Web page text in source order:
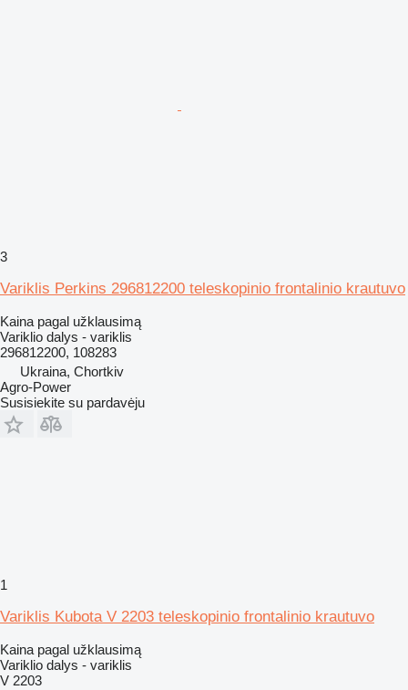
3
Variklis Perkins 296812200 teleskopinio frontalinio krautuvo
Kaina pagal užklausimą
Variklio dalys - variklis
296812200, 108283
Ukraina, Chortkiv
Agro-Power
Susisiekite su pardavėju
1
Variklis Kubota V 2203 teleskopinio frontalinio krautuvo
Kaina pagal užklausimą
Variklio dalys - variklis
V 2203